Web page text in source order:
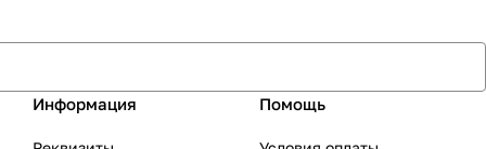
Информация Помощь